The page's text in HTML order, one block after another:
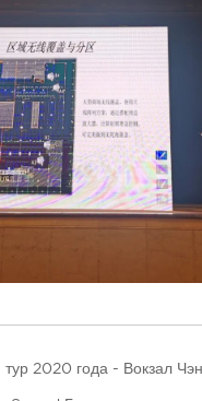
тур 2020 года - Вокзал